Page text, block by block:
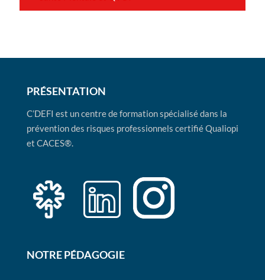
PRÉSENTATION
C’DEFI est un centre de formation spécialisé dans la
prévention des risques professionnels certifié Qualiopi
et CACES®.
NOTRE PÉDAGOGIE